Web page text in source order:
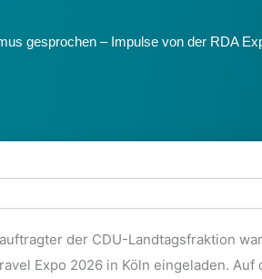
gesprochen – Impulse von der RDA
der CDU-Landtagsfraktion
Expo 2026 in Köln eingeladen.